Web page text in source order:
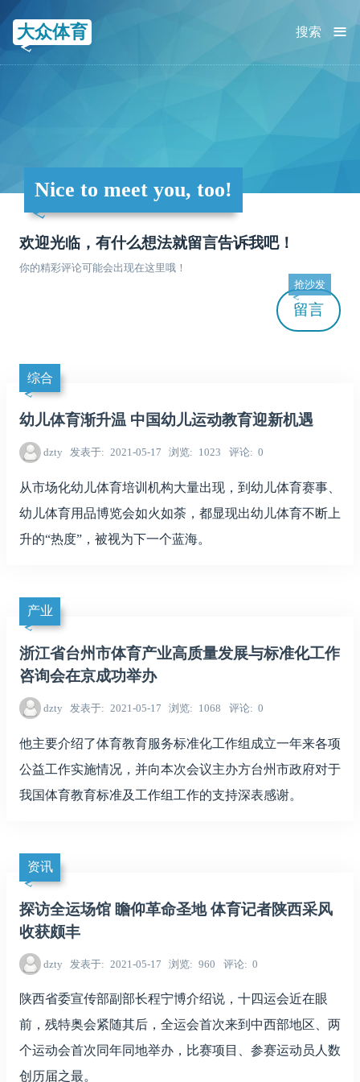
大众体育 ≡
搜索
Nice to meet you, too!
欢迎光临，有什么想法就留言告诉我吧！
你的精彩评论可能会出现在这里哦！
留言
抢沙发
综合
幼儿体育渐升温 中国幼儿运动教育迎新机遇
dzty 发表于 2021-05-17 浏览 1023 评论 0
从市场化幼儿体育培训机构大量出现，到幼儿体育赛事、
幼儿体育用品博览会如火如荼，都显现出幼儿体育不断上
升的“热度”，被视为下一个蓝海。
产业
浙江省台州市体育产业高质量发展与标准化工作
咨询会在京成功举办
dzty 发表于 2021-05-17 浏览 1068 评论 0
他主要介绍了体育教育服务标准化工作组成立一年来各项
公益工作实施情况，并向本次会议主办方台州市政府对于
我国体育教育标准及工作组工作的支持深表感谢。
资讯
探访全运场馆 瞻仰革命圣地 体育记者陕西采风
收获颇丰
dzty 发表于 2021-05-17 浏览 960 评论 0
陕西省委宣传部副部长程宁博介绍说，十四运会近在眼
前，残特奥会紧随其后，全运会首次来到中西部地区、两
个运动会首次同年同地举办，比赛项目、参赛运动员人数
创历届之最。